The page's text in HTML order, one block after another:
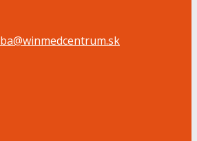
ba@winmedcentrum.sk